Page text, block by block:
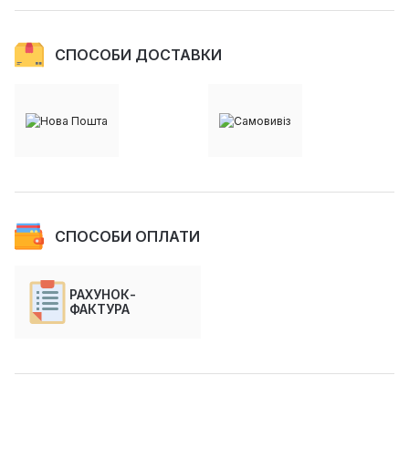
СПОСОБИ ДОСТАВКИ
СПОСОБИ ОПЛАТИ
РАХУНОК-
ФАКТУРА